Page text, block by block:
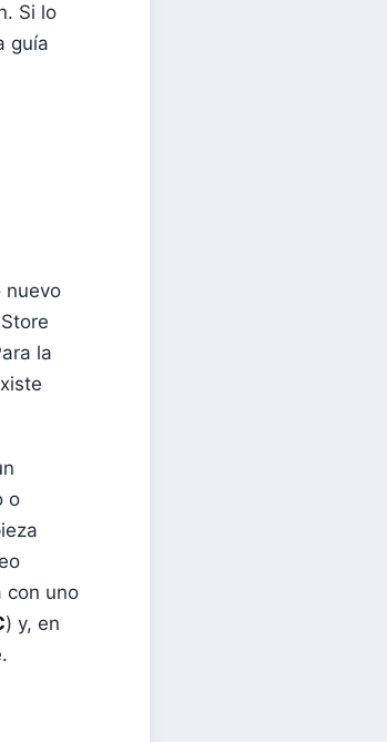
Si lo
guía
nuevo
la
o
con uno
) y, en